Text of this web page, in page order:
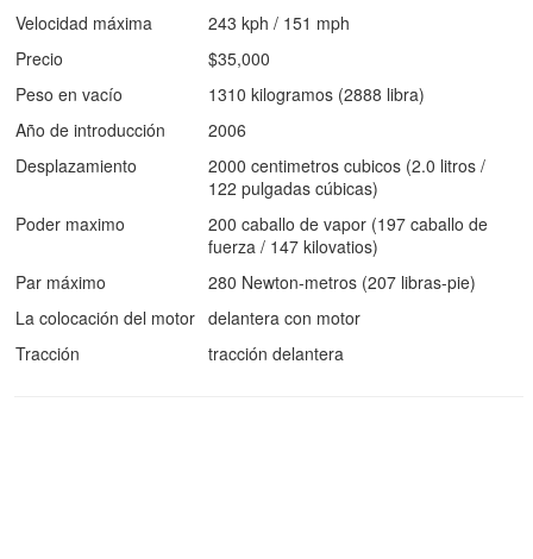
Velocidad máxima
243 kph / 151 mph
Precio
$35,000
Peso en vacío
1310 kilogramos (2888 libra)
Año de introducción
2006
Desplazamiento
2000 centimetros cubicos (2.0 litros /
122 pulgadas cúbicas)
Poder maximo
200 caballo de vapor (197 caballo de
fuerza / 147 kilovatios)
Par máximo
280 Newton-metros (207 libras-pie)
La colocación del motor delantera con motor
Tracción
tracción delantera